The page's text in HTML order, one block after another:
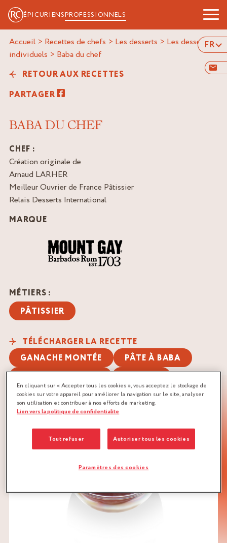
ÉPICURIENSPROFESSIONNELS
FR
Accueil > Recettes de chefs > Les desserts > Les desserts
individuels > baba du chef
RETOUR AUX RECETTES
PARTAGER
BABA DU CHEF
CHEF :
Création originale de
Arnaud LARHER
Meilleur Ouvrier de France Pâtissier
Relais Desserts International
MARQUE
MÉTIERS :
PÂTISSIER
TÉLÉCHARGER LA RECETTE
GANACHE MONTÉE
PÂTE À BABA
En cliquant sur « Accepter tous les cookies », vous acceptez le stockage de
cookies sur votre appareil pour améliorer la navigation sur le site, analyser
son utilisation et contribuer à nos efforts de marketing.
Lien vers la politique de confidentialite
Tout refuser Autoriser tous les cookies
Paramètres des cookies